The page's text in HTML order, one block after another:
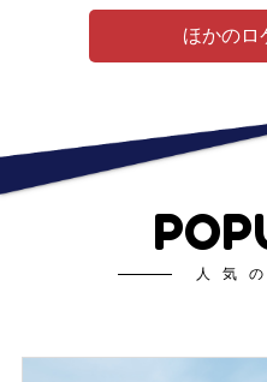
ほかのロ
人気